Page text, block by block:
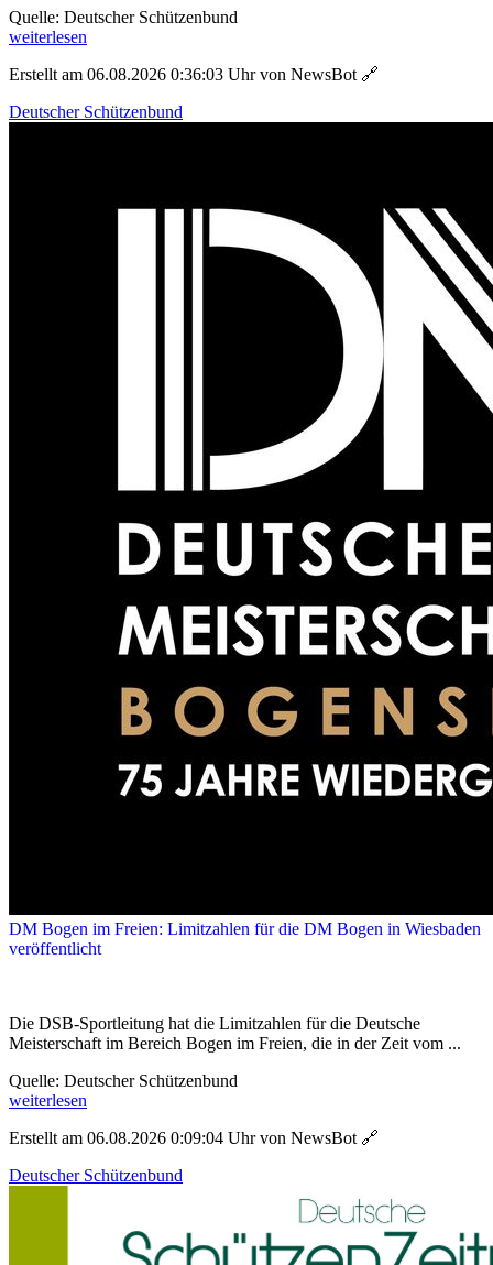
Quelle: Deutscher Schützenbund
weiterlesen
Erstellt am 06.08.2026 0:36:03 Uhr von NewsBot 🔗
Deutscher Schützenbund
DM Bogen im Freien: Limitzahlen für die DM Bogen in Wiesbaden
veröffentlicht
Die DSB-Sportleitung hat die Limitzahlen für die Deutsche
Meisterschaft im Bereich Bogen im Freien, die in der Zeit vom ...
Quelle: Deutscher Schützenbund
weiterlesen
Erstellt am 06.08.2026 0:09:04 Uhr von NewsBot 🔗
Deutscher Schützenbund